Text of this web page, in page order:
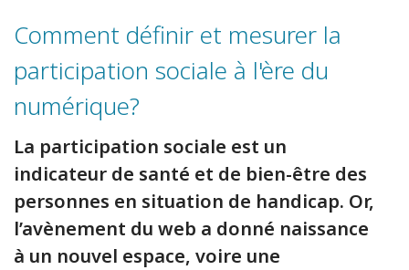
Comment définir et mesurer la
participation sociale à l'ère du
numérique?
La participation sociale est un
indicateur de santé et de bien-être des
personnes en situation de handicap. Or,
l’avènement du web a donné naissance
à un nouvel espace, voire une